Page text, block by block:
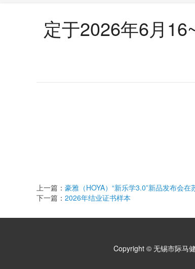
定于2026年6月
上一篇： 豪雅（HOYA）“新乐学3.0”新品发布会
下一篇： 2026年结业证书样本
Copyright © 无锡市际马